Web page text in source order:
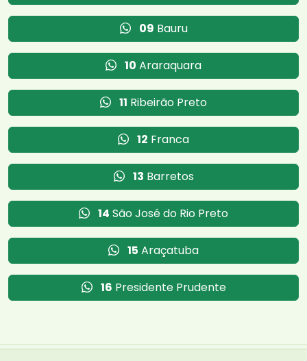
09 Bauru
10 Araraquara
11 Ribeirão Preto
12 Franca
13 Barretos
14 São José do Rio Preto
15 Araçatuba
16 Presidente Prudente